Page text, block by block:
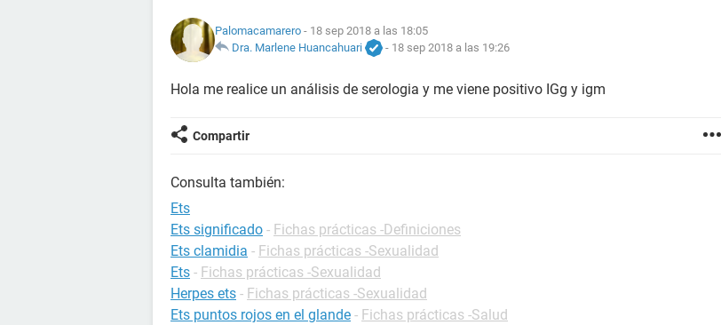
Palomacamarero - 18 sep 2018 a las 18:05
Dra. Marlene Huancahuari
- 18 sep 2018 a las 19:26
Hola me realice un análisis de serologia y me viene positivo IGg y igm
Compartir
Consulta también:
Ets
Ets significado - Fichas prácticas -Definiciones
Ets clamidia - Fichas prácticas -Sexualidad
Ets - Fichas prácticas -Sexualidad
Herpes ets - Fichas prácticas -Sexualidad
Ets puntos rojos en el glande - Fichas prácticas -Salud